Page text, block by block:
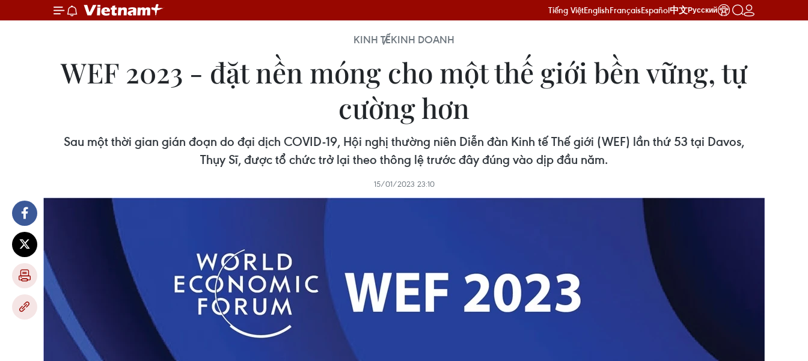
Tiếng ViệtEnglishFrançaisEspañol中文Русский
KINH TẾKINH DOANH
WEF 2023 - đặt nền móng cho một thế giới bền vững, tự
cường hơn
Sau một thời gian gián đoạn do đại dịch COVID-19, Hội nghị thường niên Diễn đàn Kinh tế Thế giới (WEF) lần thứ 53 tại Davos,
Thụy Sĩ, được tổ chức trở lại theo thông lệ trước đây đúng vào dịp đầu năm.
15/01/2023 23:10